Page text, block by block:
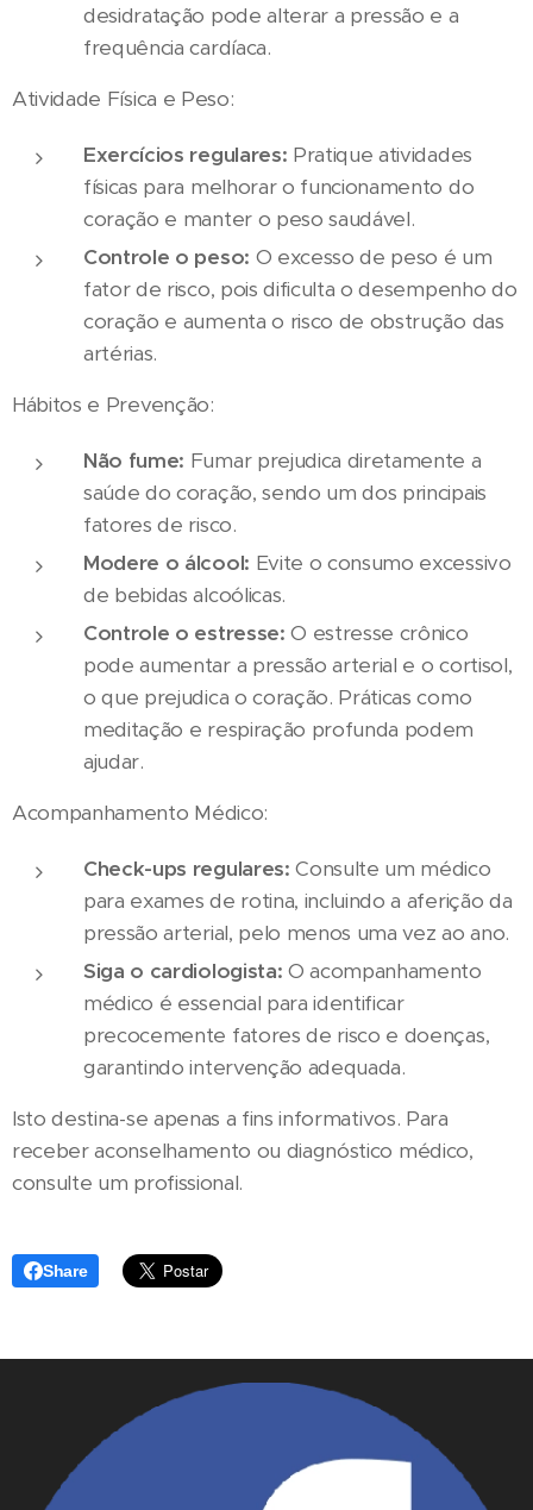
desidratação pode alterar a pressão e a
frequência cardíaca.
Atividade Física e Peso:
Exercícios regulares: Pratique atividades
físicas para melhorar o funcionamento do
coração e manter o peso saudável.
Controle o peso: O excesso de peso é um
fator de risco, pois dificulta o desempenho do
coração e aumenta o risco de obstrução das
artérias.
Hábitos e Prevenção:
Não fume: Fumar prejudica diretamente a
saúde do coração, sendo um dos principais
fatores de risco.
Modere o álcool: Evite o consumo excessivo
de bebidas alcoólicas.
Controle o estresse: O estresse crônico
pode aumentar a pressão arterial e o cortisol,
o que prejudica o coração. Práticas como
meditação e respiração profunda podem
ajudar.
Acompanhamento Médico:
Check-ups regulares: Consulte um médico
para exames de rotina, incluindo a aferição da
pressão arterial, pelo menos uma vez ao ano.
Siga o cardiologista: O acompanhamento
médico é essencial para identificar
precocemente fatores de risco e doenças,
garantindo intervenção adequada.
Isto destina-se apenas a fins informativos. Para
receber aconselhamento ou diagnóstico médico,
consulte um profissional.
Share